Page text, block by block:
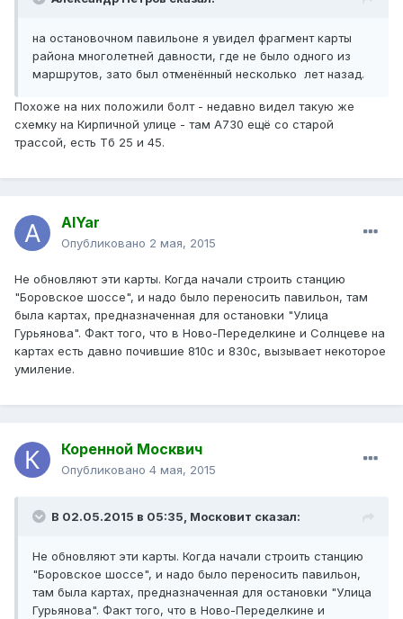
на остановочном павильоне я увидел фрагмент карты
района многолетней давности, где не было одного из
маршрутов, зато был отменённый несколько лет назад.
Похоже на них положили болт - недавно видел такую же
схемку на Кирпичной улице - там А730 ещё со старой
трассой, есть Тб 25 и 45.
AlYar
Опубликовано 2 мая, 2015
Не обновляют эти карты. Когда начали строить станцию
"Боровское шоссе", и надо было переносить павильон, там
была картах, предназначенная для остановки "Улица
Гурьянова". Факт того, что в Ново-Переделкине и Солнцеве на
картах есть давно почившие 810с и 830с, вызывает некоторое
умиление.
Коренной Москвич
Опубликовано 4 мая, 2015
В 02.05.2015 в 05:35, Московит сказал:
Не обновляют эти карты. Когда начали строить станцию
"Боровское шоссе", и надо было переносить павильон,
там была картах, предназначенная для остановки "Улица
Гурьянова". Факт того, что в Ново-Переделкине и